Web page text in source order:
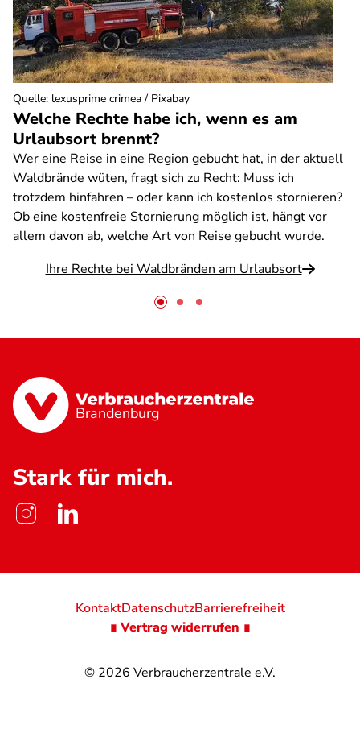
Welche Rechte habe ich, wenn es am
Urlaubsort brennt?
Wer eine Reise in eine Region gebucht hat, in der aktuell
Waldbrände wüten, fragt sich zu Recht: Muss ich
trotzdem hinfahren – oder kann ich kostenlos stornieren?
Ob eine kostenfreie Stornierung möglich ist, hängt vor
allem davon ab, welche Art von Reise gebucht wurde.
Ihre Rechte bei Waldbränden am Urlaubsort
Quelle: lexusprime crimea / Pixabay
Brandenburg
Stark für mich.
© 2026 Verbraucherzentrale e.V.
KontaktDatenschutzBarrierefreiheit
∎ Vertrag widerrufen ∎